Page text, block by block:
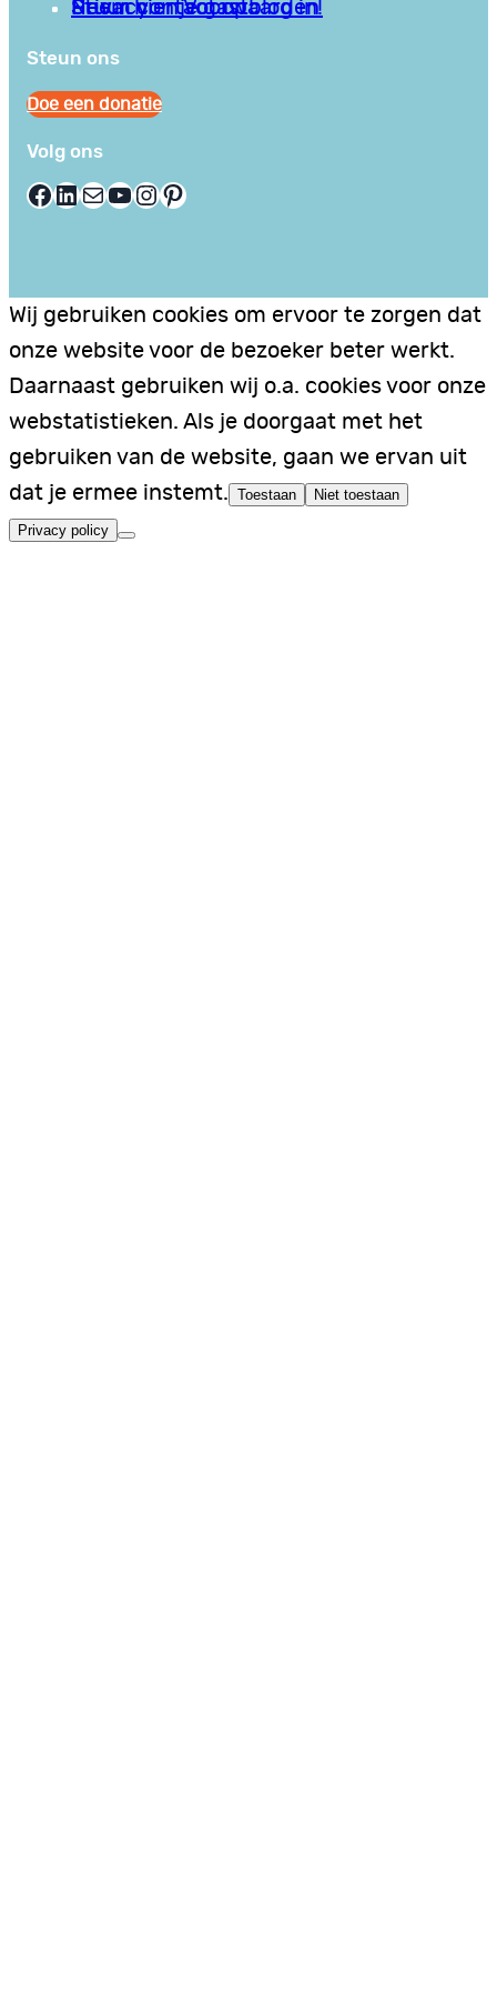
Privacy en Voorwaarden
Stuur hier je gastblog in!
Neem contact op
Steun ons
Doe een donatie
Volg ons
Facebook LinkedIn E-mail YouTube InstagramPinterest
Wij gebruiken cookies om ervoor te zorgen dat
onze website voor de bezoeker beter werkt.
Daarnaast gebruiken wij o.a. cookies voor onze
webstatistieken. Als je doorgaat met het
gebruiken van de website, gaan we ervan uit
dat je ermee instemt. Toestaan Niet toestaan
Privacy policy